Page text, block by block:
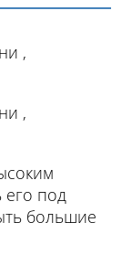
,
,
его под
большие